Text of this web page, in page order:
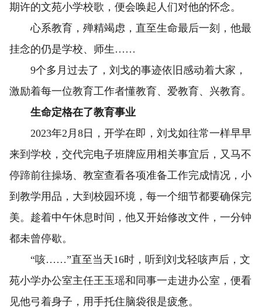
期许的文苑小学校歌，便会唤起人们对他的怀念。
心系教育，殚精竭虑，直至生命最后一刻，他最
挂念的仍是学校、师生……
9个多月过去了，刘戈的事迹依旧感动着大家，
激励着每一位教育工作者懂教育、爱教育、兴教育。
生命定格在了教育事业
2023年2月8日，开学在即，刘戈如往常一样早早
来到学校，交代完电子班牌应用相关事宜后，又马不
停蹄前往操场、教室查看各项准备工作完成情况，小
到教学用品，大到校园环境，每一个细节都要确保完
美。趁着中午休息时间，他又开始修改文件，一分钟
都未曾停歇。
“咳……”直至当天16时，听到刘戈轻咳声后，文
苑小学办公室主任王玉瑶和同事一走进办公室，便看
见他弓着身子，用手托住脑袋很是疲惫。